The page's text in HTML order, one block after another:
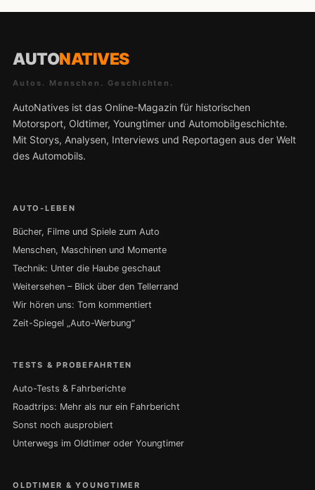
AUTONATIVES
Autos. Menschen. Geschichten.
AutoNatives ist das Online-Magazin für historischen
Motorsport, Oldtimer, Youngtimer und Automobilgeschichte.
Mit Storys, Analysen, Interviews und Reportagen aus der Welt
des Automobils.
AUTO-LEBEN
Bücher, Filme und Spiele zum Auto
Menschen, Maschinen und Momente
Technik: Unter die Haube geschaut
Weitersehen – Blick über den Tellerrand
Wir hören uns: Tom kommentiert
Zeit-Spiegel „Auto-Werbung“
TESTS & PROBEFAHRTEN
Auto-Tests & Fahrberichte
Roadtrips: Mehr als nur ein Fahrbericht
Sonst noch ausprobiert
Unterwegs im Oldtimer oder Youngtimer
OLDTIMER & YOUNGTIMER